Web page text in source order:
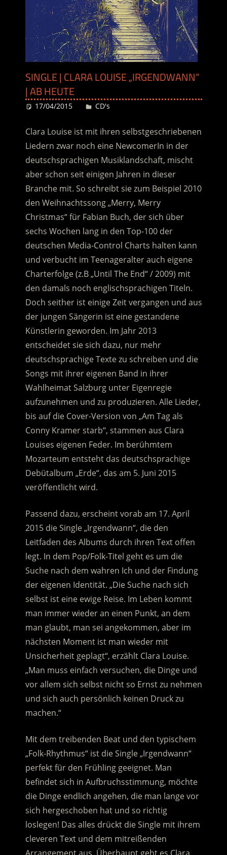
SINGLE | CLARA LOUISE „IRGENDWANN“
| AB HEUTE
17/04/2015 Desiree
CD's
Clara Louise ist mit ihren selbstgeschriebenen
Liedern zwar noch eine NewcomerIn in der
deutschsprachigen Musiklandschaft, mischt
aber schon seit einigen Jahren in dieser
Branche mit. So schreibt sie zum Beispiel 2010
den Weihnachtssong „Merry, Merry
Christmas“ für Fabian Buch, der sich über
sechs Wochen lang in den Top-100 der
deutschen Media-Control Charts halten kann
und verbucht im Teenageralter auch eigene
Charterfolge(z.B „Until The End“ / 2009) mit
den damals noch englischsprachigen Titeln.
Doch seither ist einige Zeit vergangen und aus
der jungen Sängerin ist eine gestandene
Künstlerin geworden. Im Jahr 2013
entscheidet sie sich dazu, nur mehr
deutschsprachige Texte zu schreiben und die
Songs mit ihrer eigenen Band in ihrer
Wahlheimat Salzburg unter Eigenregie
aufzunehmen und zu produzieren. Alle Lieder,
bis auf die Cover-Version von „Am Tag als
Conny Kramer starb“, stammen aus Clara
Louises eigenen Feder. Im berühmtem
Mozarteum entsteht das deutschsprachige
Debütalbum „Erde“, das am 5. Juni 2015
veröffentlicht wird.
Passend dazu, erscheint vorab am 17. April
2015 die Single „Irgendwann“, die den
Leitfaden des Albums durch ihren Text offen
legt. In dem Pop/Folk-Titel geht es um die
Suche nach dem wahren Ich und der Findung
der eigenen Identität. „Die Suche nach sich
selbst ist eine ewige Reise. Im Leben kommt
man immer wieder an einen Punkt, an dem
man glaubt, man sei angekommen, aber im
nächsten Moment ist man wieder mit
Unsicherheit geplagt“, erzählt Clara Louise.
„Man muss einfach versuchen, die Dinge und
vor allem sich selbst nicht so Ernst zu nehmen
und sich auch persönlich keinen Druck zu
machen.“
Mit dem treibenden Beat und den typischem
„Folk-Rhythmus“ ist die Single „Irgendwann“
perfekt für den Frühling geeignet. Man
befindet sich in Aufbruchsstimmung, möchte
die Dinge endlich angehen, die man lange vor
sich hergeschoben hat und so richtig
loslegen! Das alles drückt die Single mit ihrem
cleveren Text und dem mitreißenden